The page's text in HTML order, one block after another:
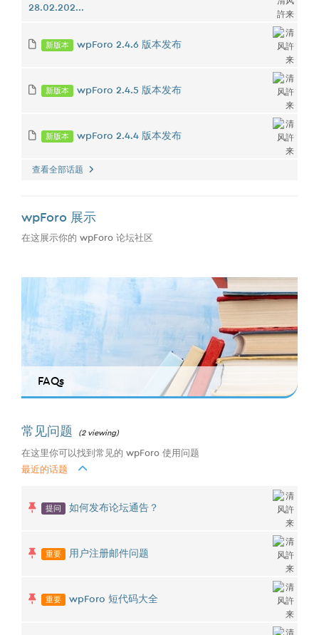
28.02.202...
新版本 wpForo 2.4.6 版本发布
新版本 wpForo 2.4.5 版本发布
新版本 wpForo 2.4.4 版本发布
查看全部话题
wpForo 展示
在这展示你的 wpForo 论坛社区
FAQs
常见问题 (2 viewing)
在这里你可以找到常见的 wpForo 使用问题
最近的话题
提问 如何发布论坛通告？
重要 用户注册邮件问题
重要 wpForo 短代码大全